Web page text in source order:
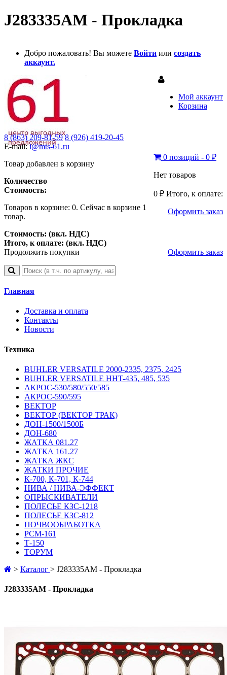
J283335AM - Прокладка
Добро пожаловать! Вы можете Войти или создать
аккаунт.
Мой аккаунт
Корзина
8 (863) 209-81-59 8 (926) 419-20-45
E-mail:i@mts-61.ru
0 позиций - 0 ₽
Нет товаров
0 ₽ Итого, к оплате:
Оформить заказ
Товар добавлен в корзину
Количество
Стоимость:
Товаров в корзине: 0. Сейчас в корзине 1
товар.
Стоимость: (вкл. НДС)
Итого, к оплате: (вкл. НДС)
Продолжить покупки
Оформить заказ
Главная
Доставка и оплата
Контакты
Новости
Техника
BUHLER VERSATILE 2000-2335, 2375, 2425
BUHLER VERSATILE HHT-435, 485, 535
АКРОС-530/580/550/585
АКРОС-590/595
ВЕКТОР
ВЕКТОР (ВЕКТОР ТРАК)
ДОН-1500/1500Б
ДОН-680
ЖАТКА 081.27
ЖАТКА 161.27
ЖАТКА ЖКС
ЖАТКИ ПРОЧИЕ
К-700, К-701, К-744
НИВА / НИВА-ЭФФЕКТ
ОПРЫСКИВАТЕЛИ
ПОЛЕСЬЕ КЗС-1218
ПОЛЕСЬЕ КЗС-812
ПОЧВООБРАБОТКА
РСМ-161
Т-150
ТОРУМ
> Каталог > J283335AM - Прокладка
J283335AM - Прокладка